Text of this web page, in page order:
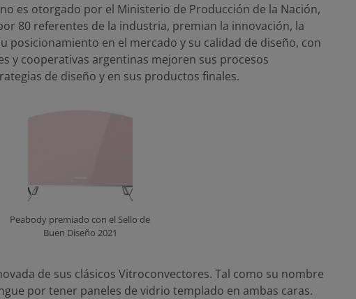
es otorgado por el Ministerio de Producción de la Nación,
80 referentes de la industria, premian la innovación, la
posicionamiento en el mercado y su calidad de diseño, con
y cooperativas argentinas mejoren sus procesos
de diseño y en sus productos finales.
Peabody premiado con el Sello de
Buen Diseño 2021
de sus clásicos Vitroconvectores. Tal como su nombre
por tener paneles de vidrio templado en ambas caras.